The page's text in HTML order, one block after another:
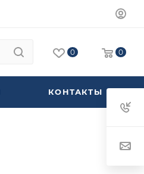
0 0
КОНТАКТЫ